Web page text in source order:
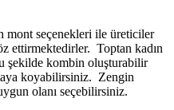
mont seçenekleri ile üreticiler
ettirmektedirler. Toptan kadın
şekilde kombin oluşturabilir
koyabilirsiniz. Zengin
olanı seçebilirsiniz.